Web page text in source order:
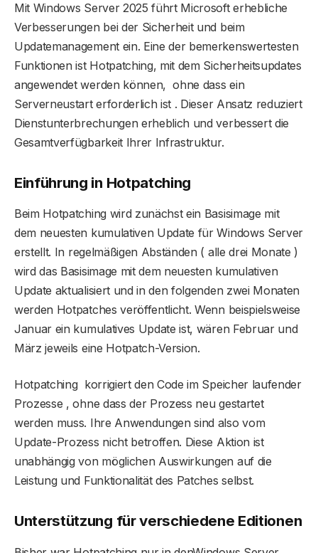
Mit Windows Server 2025 führt Microsoft erhebliche
Verbesserungen bei der Sicherheit und beim
Updatemanagement ein. Eine der bemerkenswertesten
Funktionen ist Hotpatching, mit dem Sicherheitsupdates
angewendet werden können, ohne dass ein
Serverneustart erforderlich ist . Dieser Ansatz reduziert
Dienstunterbrechungen erheblich und verbessert die
Gesamtverfügbarkeit Ihrer Infrastruktur.
Einführung in Hotpatching
Beim Hotpatching wird zunächst ein Basisimage mit
dem neuesten kumulativen Update für Windows Server
erstellt. In regelmäßigen Abständen ( alle drei Monate )
wird das Basisimage mit dem neuesten kumulativen
Update aktualisiert und in den folgenden zwei Monaten
werden Hotpatches veröffentlicht. Wenn beispielsweise
Januar ein kumulatives Update ist, wären Februar und
März jeweils eine Hotpatch-Version.
Hotpatching korrigiert den Code im Speicher laufender
Prozesse , ohne dass der Prozess neu gestartet
werden muss. Ihre Anwendungen sind also vom
Update-Prozess nicht betroffen. Diese Aktion ist
unabhängig von möglichen Auswirkungen auf die
Leistung und Funktionalität des Patches selbst.
Unterstützung für verschiedene Editionen